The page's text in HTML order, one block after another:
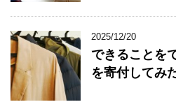
2025/12/20
できることを
を寄付してみた